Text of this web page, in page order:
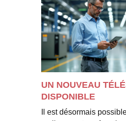
UN NOUVEAU
DISPONIBLE
Il est désormais